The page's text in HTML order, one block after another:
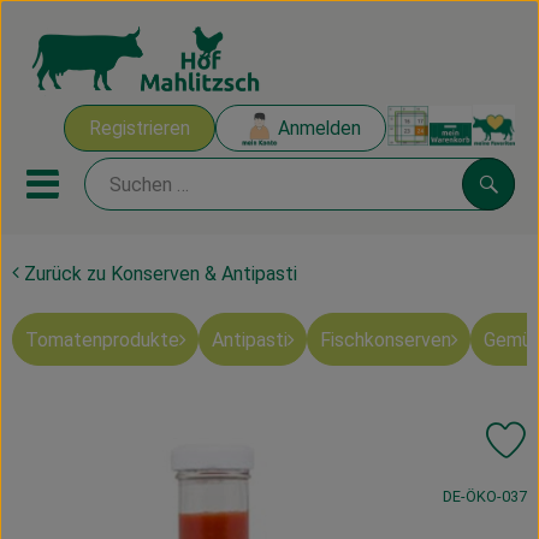
Registrieren Anmelden
Mobiles Menu öffnen oder
Ökokisten
Mahlitzscher Produkte
Zurück zu Konserven & Antipasti
Tomatenprodukte Antipasti Fischkonserven
,DE-ÖKO-037